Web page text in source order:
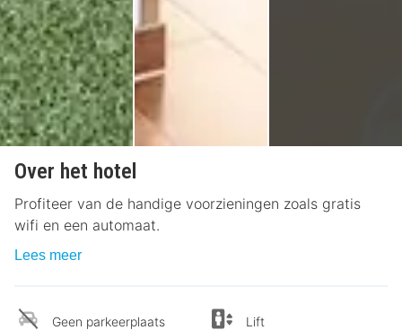
Over het hotel
Profiteer van de handige voorzieningen zoals gratis
wifi en een automaat.
Lees meer
Geen parkeerplaats
Lift